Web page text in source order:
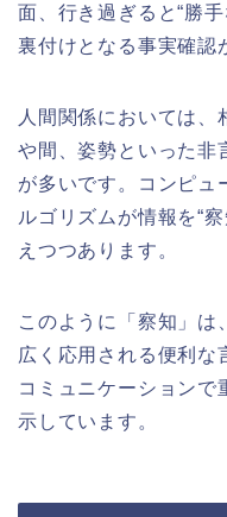
面、行き過ぎると“勝
裏付けとなる事実確認
人間関係においては、
や間、姿勢といった非
が多いです。コンピュ
ルゴリズムが情報を“
えつつあります。
このように「察知」は
広く応用される便利な
コミュニケーションで
示しています。